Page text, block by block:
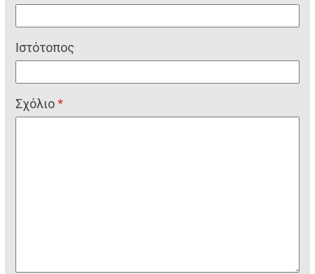
Ιστότοπος
Σχόλιο*